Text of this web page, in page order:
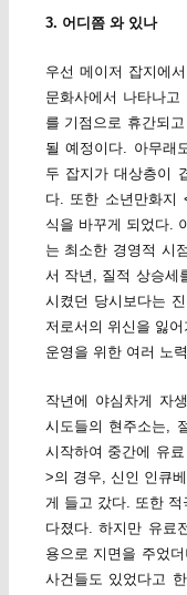
3. 어디쯤 와 있나
우선 메이저 잡지에
문화사에서 나타나
를 기점으로 휴간되
될 예정이다. 아무래
두 잡지가 대상층이
다. 또한 소년만화지
식을 바꾸게 되었다.
는 최소한 경영적 시
서 작년, 질적 상승세
시켰던 당시보다는
저로서의 위신을 잃
운영을 위한 여러 노
작년에 야심차게 자
시도들의 현주소는,
시작하여 중간에 유
>의 경우, 신인 인큐
게 들고 갔다. 또한
다졌다. 하지만 유료
용으로 지면을 주었
사건들도 있었다고